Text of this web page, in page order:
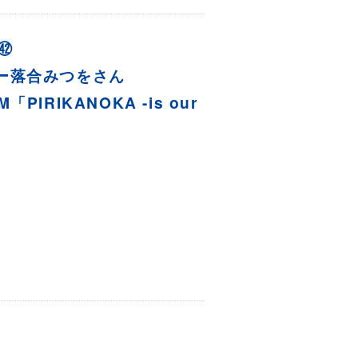
落合みつをさん
「PIRIKANOKA -is our